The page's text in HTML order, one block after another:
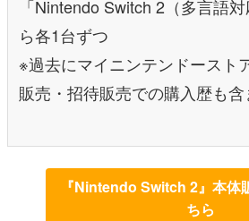
「Nintendo Switch 2（多言語
ら各1台ずつ
※過去にマイニンテンドースト
販売・招待販売での購入歴も含
『Nintendo Switch 2』本体
ちら